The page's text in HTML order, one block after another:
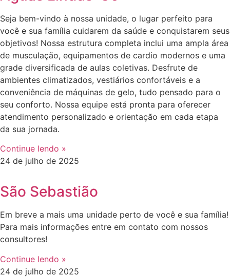
Seja bem-vindo à nossa unidade, o lugar perfeito para
você e sua família cuidarem da saúde e conquistarem seus
objetivos! Nossa estrutura completa inclui uma ampla área
de musculação, equipamentos de cardio modernos e uma
grade diversificada de aulas coletivas. Desfrute de
ambientes climatizados, vestiários confortáveis e a
conveniência de máquinas de gelo, tudo pensado para o
seu conforto. Nossa equipe está pronta para oferecer
atendimento personalizado e orientação em cada etapa
da sua jornada.
Continue lendo »
24 de julho de 2025
São Sebastião
Em breve a mais uma unidade perto de você e sua família!
Para mais informações entre em contato com nossos
consultores!
Continue lendo »
24 de julho de 2025